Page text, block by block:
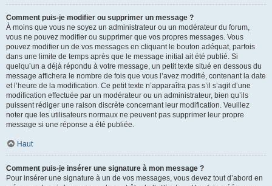
Comment puis-je modifier ou supprimer un message ?
À moins que vous ne soyez un administrateur ou un modérateur du forum,
vous ne pouvez modifier ou supprimer que vos propres messages. Vous
pouvez modifier un de vos messages en cliquant le bouton adéquat, parfois
dans une limite de temps après que le message initial ait été publié. Si
quelqu’un a déjà répondu à votre message, un petit texte situé en dessous du
message affichera le nombre de fois que vous l’avez modifié, contenant la date
et l’heure de la modification. Ce petit texte n’apparaîtra pas s’il s’agit d’une
modification effectuée par un modérateur ou un administrateur, bien qu’ils
puissent rédiger une raison discrète concernant leur modification. Veuillez
noter que les utilisateurs normaux ne peuvent pas supprimer leur propre
message si une réponse a été publiée.
Haut
Comment puis-je insérer une signature à mon message ?
Pour insérer une signature à un de vos messages, vous devez tout d’abord en